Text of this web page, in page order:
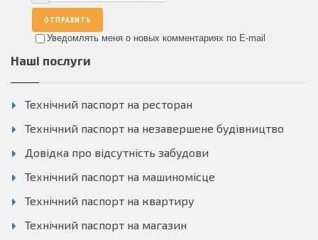
ОТПРАВИТЬ
Уведомлять меня о новых комментариях по E-mail
Наші послуги
Технічний паспорт на ресторан
Технічний паспорт на незавершене будівництво
Довідка про відсутність забудови
Технічний паспорт на машиномісце
Технічний паспорт на квартиру
Технічний паспорт на магазин